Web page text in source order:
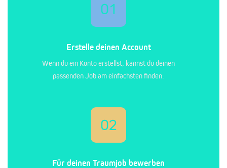
01
Erstelle deinen Account
Wenn du ein Konto erstellst, kannst du deinen
passenden Job am einfachsten finden.
02
Für deinen Traumjob bewerben